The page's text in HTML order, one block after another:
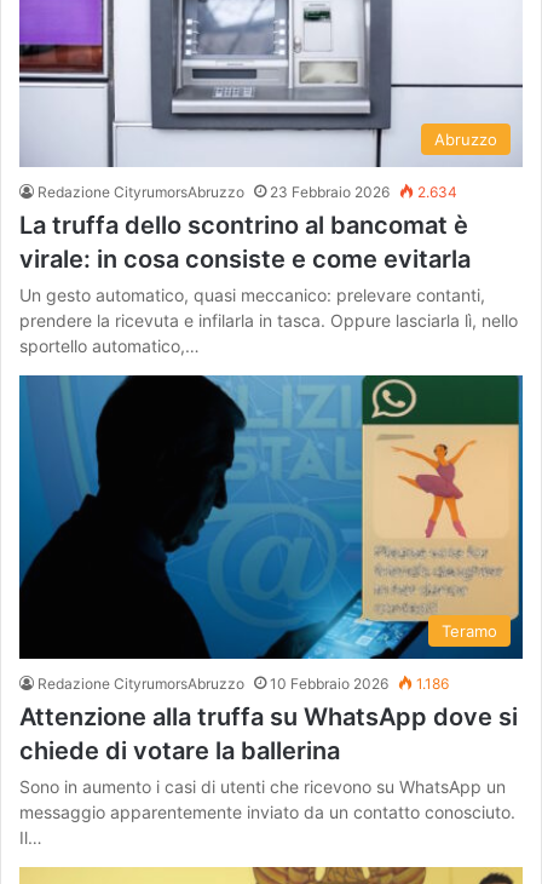
Abruzzo
Redazione CityrumorsAbruzzo 23 Febbraio 2026 2.634
La truffa dello scontrino al bancomat è
virale: in cosa consiste e come evitarla
Un gesto automatico, quasi meccanico: prelevare contanti,
prendere la ricevuta e infilarla in tasca. Oppure lasciarla lì, nello
sportello automatico,…
Teramo
Redazione CityrumorsAbruzzo 10 Febbraio 2026 1.186
Attenzione alla truffa su WhatsApp dove si
chiede di votare la ballerina
Sono in aumento i casi di utenti che ricevono su WhatsApp un
messaggio apparentemente inviato da un contatto conosciuto.
Il…